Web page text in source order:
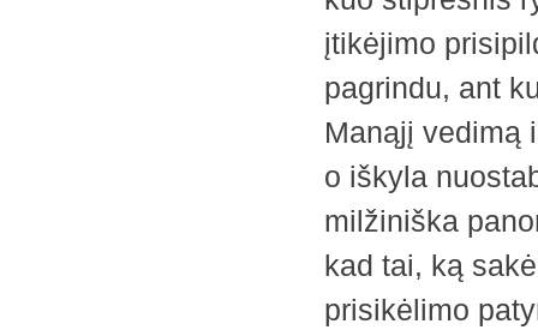
įtikėjimo
pagrindu, ant
Manąjį vedimą
o iškyla
milžiniška
kad tai, ką
prisikėlimo